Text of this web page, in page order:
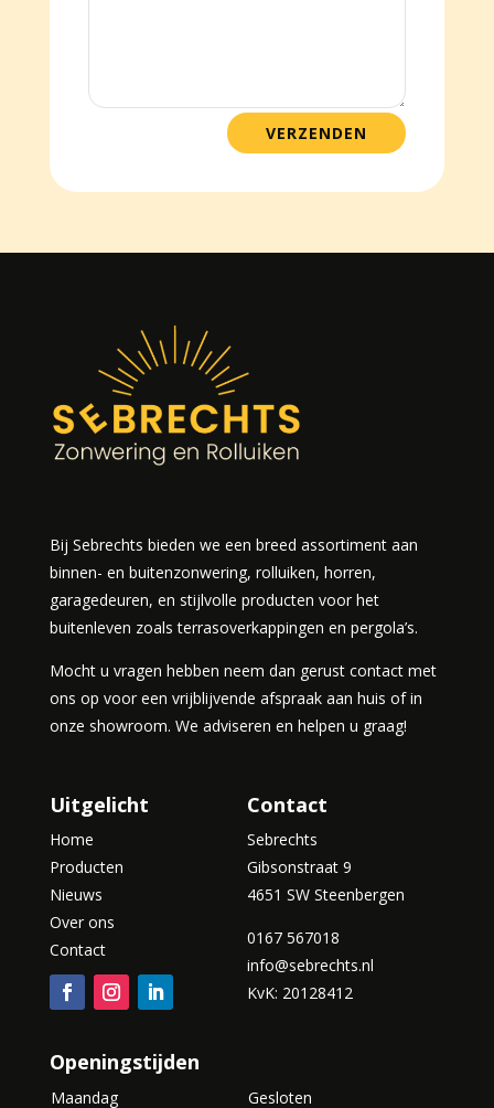
VERZENDEN
Bij Sebrechts bieden we een breed assortiment aan
binnen- en buitenzonwering, rolluiken, horren,
garagedeuren, en stijlvolle producten voor het
buitenleven zoals terrasoverkappingen en pergola’s.
Mocht u vragen hebben neem dan gerust contact met
ons op voor een vrijblijvende afspraak aan huis of in
onze showroom. We adviseren en helpen u graag!
Uitgelicht
Home
Producten
Nieuws
Over ons
Contact
Contact
Sebrechts
Gibsonstraat 9
4651 SW Steenbergen
0167 567018
info@sebrechts.nl
KvK: 20128412
Openingstijden
Maandag Gesloten